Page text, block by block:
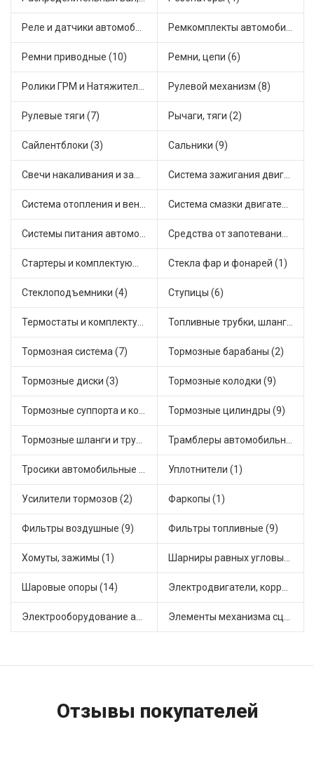
Реле и датчики автомобильные (52) Ремкомплекты автомобильные (14)
Ремни приводные (10) Ремни, цепи (6)
Ролики ГРМ и Натяжители (2) Рулевой механизм (8)
Рулевые тяги (7) Рычаги, тяги (2)
Сайлентблоки (3) Сальники (9)
Свечи накаливания и зажигания (15) Система зажигания двигателя (2)
Система отопления и вентиляции (6) Система смазки двигателя (3)
Системы питания автомобиля (1) Средства от запотевания и размораживатели стекла (1)
Стартеры и комплектующие (23) Стекла фар и фонарей (1)
Стеклоподъемники (4) Ступицы (6)
Термостаты и комплектующие системы охлаждения (18) Топливные трубки, шланги, магистрали и рампы (1)
Тормозная система (7) Тормозные барабаны (2)
Тормозные диски (3) Тормозные колодки (9)
Тормозные суппорта и комплектующие (2) Тормозные цилиндры (9)
Тормозные шланги и трубки (6) Трамблеры автомобильные (7)
Тросики автомобильные (18) Уплотнители (1)
Усилители тормозов (2) Фаркопы (1)
Фильтры воздушные (9) Фильтры топливные (9)
Хомуты, зажимы (1) Шарниры равных угловых скоростей, приводные валы (17)
Шаровые опоры (14) Электродвигатели, корректоры и приводы автомобильн (7)
Электрооборудование автомобилей (6) Элементы механизма сцепления (30)
Отзывы покупателей